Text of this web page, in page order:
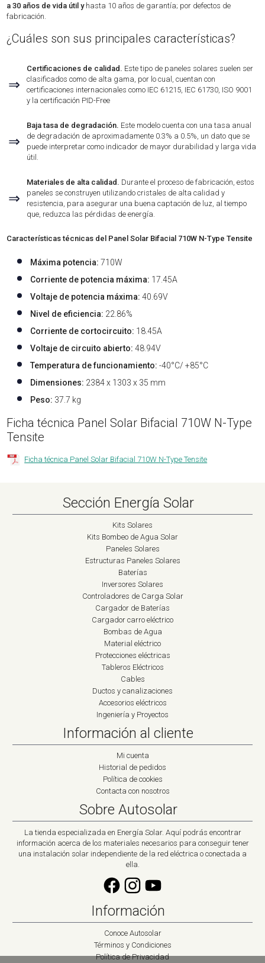
a 30 años de vida útil yhasta 10 años de garantía; por defectos de
fabricación.
¿Cuáles son sus principales características?
⇒
Certificaciones de calidad. Este tipo de paneles solares suelen ser
clasificados como de alta gama, por lo cual, cuentan con
certificaciones internacionales como IEC 61215, IEC 61730, ISO 9001
y la certificación PID-Free
⇒
Baja tasa de degradación. Este modelo cuenta con una tasa anual
de degradación de aproximadamente 0.3% a 0.5%, un dato que se
puede interpretar como indicador de mayor durabilidad y larga vida
útil.
⇒
Materiales de alta calidad. Durante el proceso de fabricación, estos
paneles se construyen utilizando cristales de alta calidad y
resistencia, para asegurar una buena captación de luz, al tiempo
que, reduzca las pérdidas de energía.
Características técnicas del Panel Solar Bifacial 710W N-Type Tensite
Máxima potencia: 710W
Corriente de potencia máxima: 17.45A
Voltaje de potencia máxima:40.69V
Nivel de eficiencia: 22.86%
Corriente de cortocircuito: 18.45A
Voltaje de circuito abierto: 48.94V
Temperatura de funcionamiento: -40°C/ +85°C
Dimensiones: 2384 x 1303 x 35 mm
Peso: 37.7 kg
Ficha técnica Panel Solar Bifacial 710W N-Type
Tensite
Ficha técnica Panel Solar Bifacial 710W N-Type Tensite
Sección Energía Solar
Kits Solares
Kits Bombeo de Agua Solar
Paneles Solares
Estructuras Paneles Solares
Baterías
Inversores Solares
Controladores de Carga Solar
Cargador de Baterías
Cargador carro eléctrico
Bombas de Agua
Material eléctrico
Protecciones eléctricas
Tableros Eléctricos
Cables
Ductos y canalizaciones
Accesorios eléctricos
Ingeniería y Proyectos
Información al cliente
Mi cuenta
Historial de pedidos
Política de cookies
Contacta con nosotros
Sobre Autosolar
La tienda especializada en Energía Solar. Aquí podrás encontrar
información acerca de los materiales necesarios para conseguir tener
una instalación solar independiente de la red eléctrica o conectada a
ella.
Información
Conoce Autosolar
Términos y Condiciones
Política de Privacidad